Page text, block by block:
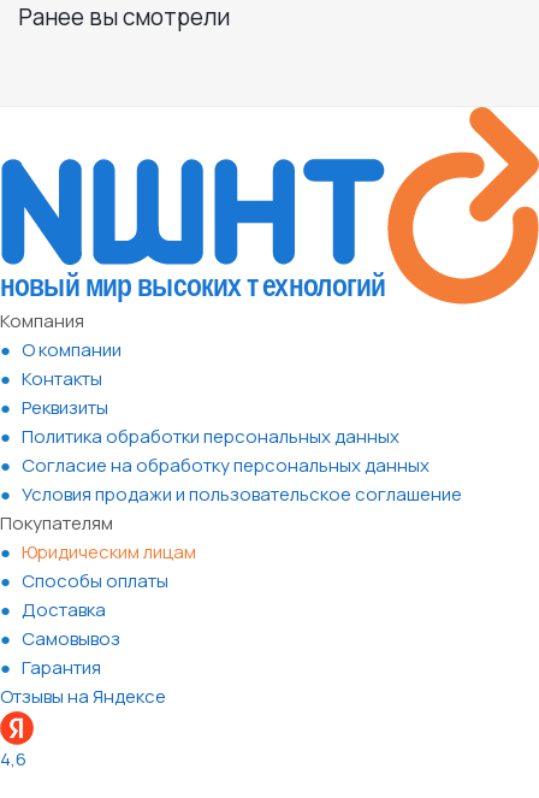
Ранее вы смотрели
Компания
О компании
Контакты
Реквизиты
Политика обработки персональных данных
Согласие на обработку персональных данных
Условия продажи и пользовательское соглашение
Покупателям
Юридическим лицам
Способы оплаты
Доставка
Самовывоз
Гарантия
Отзывы на Яндексе
4,6